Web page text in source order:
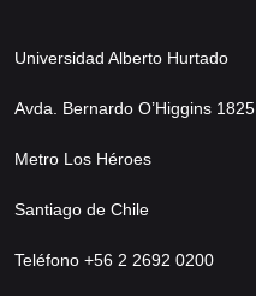
Universidad Alberto Hurtado
Avda. Bernardo O’Higgins 1825
Metro Los Héroes
Santiago de Chile
Teléfono +56 2 2692 0200